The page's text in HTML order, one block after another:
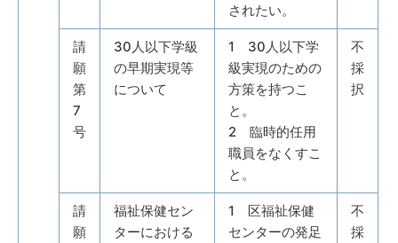
されたい。
請
願
第
7
号
30人以下学級
の早期実現等
について
1 30人以下学
級実現のための
方策を持つこ
と。
2 臨時的任用
職員をなくすこ
と。
不
採
択
請
願
福祉保健セン
ターにおける
1 区福祉保健
センターの発足
不
採